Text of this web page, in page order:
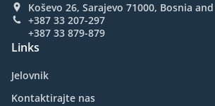
Koševo 26, Sarajevo 71000, Bosnia
+387 33 207-297
+387 33 879-879
Links
Jelovnik
Kontaktirajte nas